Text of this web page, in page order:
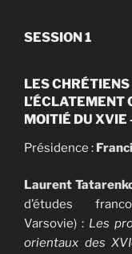
SESSION 1
LES
L’ÉCLATEMENT
MOITIÉ DU XVIE
Présidence :
Laurent
d’études
Varsovie) : Les
orientaux des